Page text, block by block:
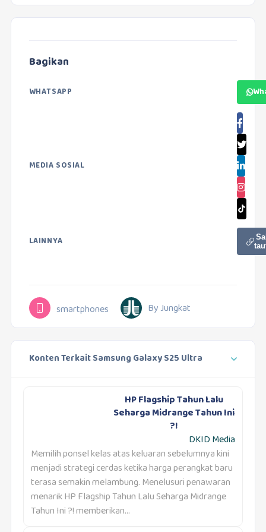
Bagikan
WHATSAPP
MEDIA SOSIAL
LAINNYA
smartphones By Jungkat
Konten Terkait Samsung Galaxy S25 Ultra
HP Flagship Tahun Lalu
Seharga Midrange Tahun Ini
?!
DKID Media
Memilih ponsel kelas atas keluaran sebelumnya kini
menjadi strategi cerdas ketika harga perangkat baru
terasa semakin melambung. Menelusuri penawaran
menarik HP Flagship Tahun Lalu Seharga Midrange
Tahun Ini ?! memberikan...